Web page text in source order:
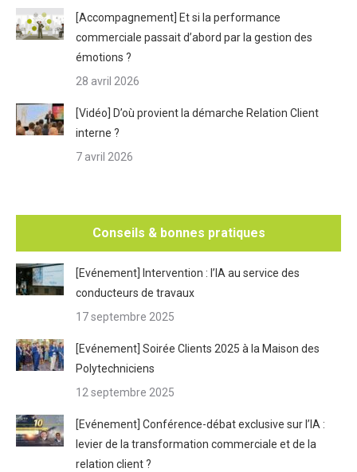
[Accompagnement] Et si la performance
commerciale passait d’abord par la gestion des
émotions ?
28 avril 2026
[Vidéo] D’où provient la démarche Relation Client
interne ?
7 avril 2026
Conseils & bonnes pratiques
[Evénement] Intervention : l’IA au service des
conducteurs de travaux
17 septembre 2025
[Evénement] Soirée Clients 2025 à la Maison des
Polytechniciens
12 septembre 2025
[Evénement] Conférence-débat exclusive sur l’IA :
levier de la transformation commerciale et de la
relation client ?